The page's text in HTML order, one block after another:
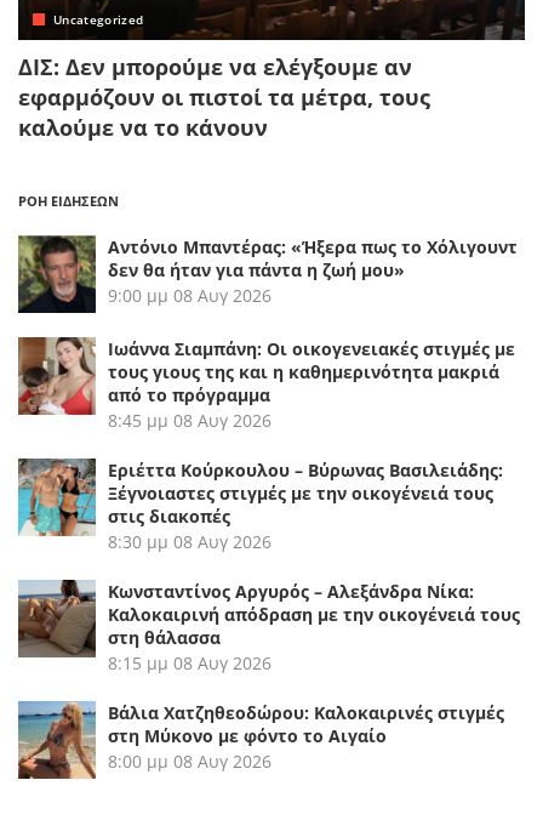
Uncategorized
ΔΙΣ: Δεν μπορούμε να ελέγξουμε αν
εφαρμόζουν οι πιστοί τα μέτρα, τους
καλούμε να το κάνουν
ΡΟΗ ΕΙΔΗΣΕΩΝ
Αντόνιο Μπαντέρας: «Ήξερα πως το Χόλιγουντ
δεν θα ήταν για πάντα η ζωή μου»
9:00 μμ 08 Αυγ 2026
Ιωάννα Σιαμπάνη: Οι οικογενειακές στιγμές με
τους γιους της και η καθημερινότητα μακριά
από το πρόγραμμα
8:45 μμ 08 Αυγ 2026
Εριέττα Κούρκουλου – Βύρωνας Βασιλειάδης:
Ξέγνοιαστες στιγμές με την οικογένειά τους
στις διακοπές
8:30 μμ 08 Αυγ 2026
Κωνσταντίνος Αργυρός – Αλεξάνδρα Νίκα:
Καλοκαιρινή απόδραση με την οικογένειά τους
στη θάλασσα
8:15 μμ 08 Αυγ 2026
Βάλια Χατζηθεοδώρου: Καλοκαιρινές στιγμές
στη Μύκονο με φόντο το Αιγαίο
8:00 μμ 08 Αυγ 2026